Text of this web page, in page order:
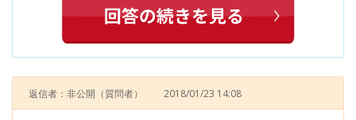
返信者：非公開 （質問者） 2018/01/23 14:08